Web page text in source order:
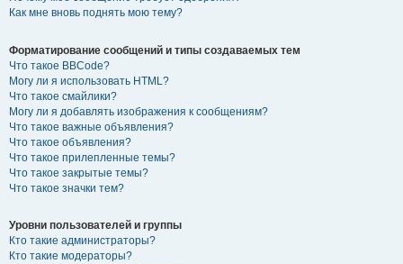
Как мне вновь поднять мою тему?
Форматирование сообщений и типы создаваемых тем
Что такое BBCode?
Могу ли я использовать HTML?
Что такое смайлики?
Могу ли я добавлять изображения к сообщениям?
Что такое важные объявления?
Что такое объявления?
Что такое прилепленные темы?
Что такое закрытые темы?
Что такое значки тем?
Уровни пользователей и группы
Кто такие администраторы?
Кто такие модераторы?